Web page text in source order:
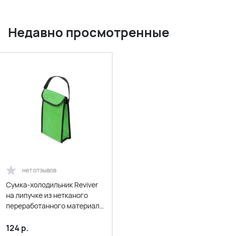
Недавно просмотренные
нет отзывов
Сумка-холодильник Reviver
на липучке из нетканого
переработанного материала,
124 р.